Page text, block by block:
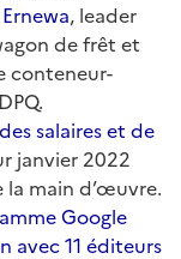
, leader
de frêt et
conteneur-
salaires et de
janvier 2022
main d’œuvre.
Google
avec 11 éditeurs